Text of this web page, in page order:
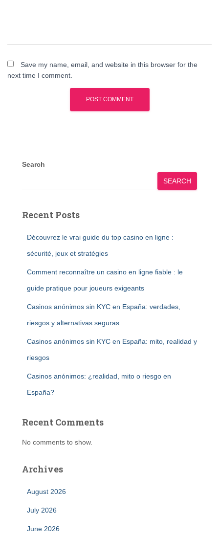
Save my name, email, and website in this browser for the
next time I comment.
Search
SEARCH
Recent Posts
Découvrez le vrai guide du top casino en ligne :
sécurité, jeux et stratégies
Comment reconnaître un casino en ligne fiable : le
guide pratique pour joueurs exigeants
Casinos anónimos sin KYC en España: verdades,
riesgos y alternativas seguras
Casinos anónimos sin KYC en España: mito, realidad y
riesgos
Casinos anónimos: ¿realidad, mito o riesgo en
España?
Recent Comments
No comments to show.
Archives
August 2026
July 2026
June 2026